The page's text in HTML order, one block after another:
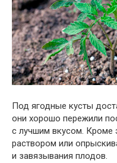
Под ягодные кусты
они хорошо пережили
с лучшим вкусом. Кроме
раствором или
и завязывания плодов.